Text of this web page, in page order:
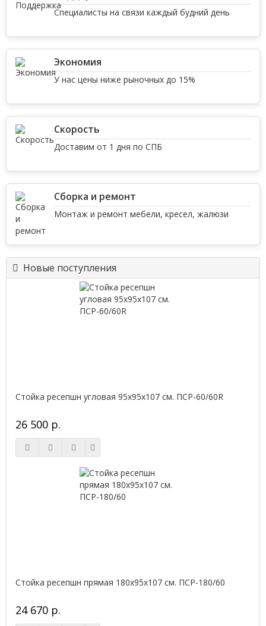
Специалисты на связи каждый будний день
Экономия
У нас цены ниже рыночных до 15%
Скорость
Доставим от 1 дня по СПБ
Сборка и ремонт
Монтаж и ремонт мебели, кресел, жалюзи
Новые поступления
Стойка ресепшн угловая 95х95х107 см. ПСР-60/60R
26 500 р.
Стойка ресепшн прямая 180х95х107 см. ПСР-180/60
24 670 р.